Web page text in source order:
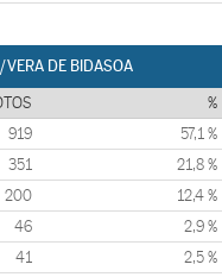
VERA DE BIDASOA
%
919 57,1 %
351 21,8 %
200 12,4 %
46 2,9 %
41 2,5 %